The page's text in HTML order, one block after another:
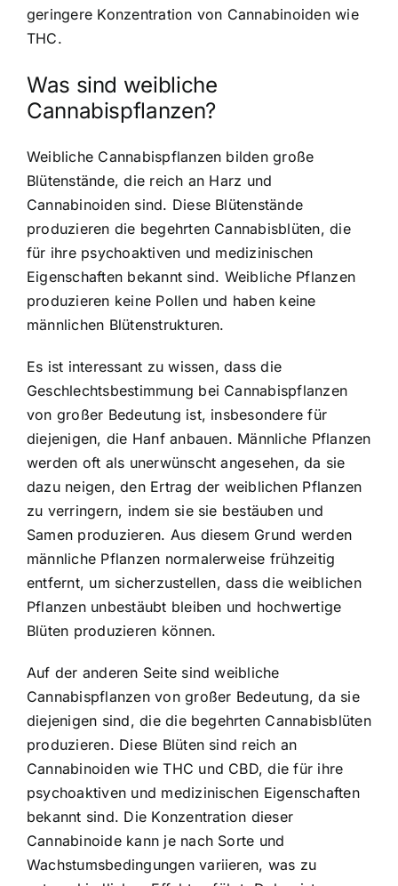
geringere Konzentration von Cannabinoiden wie
THC.
Was sind weibliche
Cannabispflanzen?
Weibliche Cannabispflanzen bilden große
Blütenstände, die reich an Harz und
Cannabinoiden sind. Diese Blütenstände
produzieren die begehrten Cannabisblüten, die
für ihre psychoaktiven und medizinischen
Eigenschaften bekannt sind. Weibliche Pflanzen
produzieren keine Pollen und haben keine
männlichen Blütenstrukturen.
Es ist interessant zu wissen, dass die
Geschlechtsbestimmung bei Cannabispflanzen
von großer Bedeutung ist, insbesondere für
diejenigen, die Hanf anbauen. Männliche Pflanzen
werden oft als unerwünscht angesehen, da sie
dazu neigen, den Ertrag der weiblichen Pflanzen
zu verringern, indem sie sie bestäuben und
Samen produzieren. Aus diesem Grund werden
männliche Pflanzen normalerweise frühzeitig
entfernt, um sicherzustellen, dass die weiblichen
Pflanzen unbestäubt bleiben und hochwertige
Blüten produzieren können.
Auf der anderen Seite sind weibliche
Cannabispflanzen von großer Bedeutung, da sie
diejenigen sind, die die begehrten Cannabisblüten
produzieren. Diese Blüten sind reich an
Cannabinoiden wie THC und CBD, die für ihre
psychoaktiven und medizinischen Eigenschaften
bekannt sind. Die Konzentration dieser
Cannabinoide kann je nach Sorte und
Wachstumsbedingungen variieren, was zu